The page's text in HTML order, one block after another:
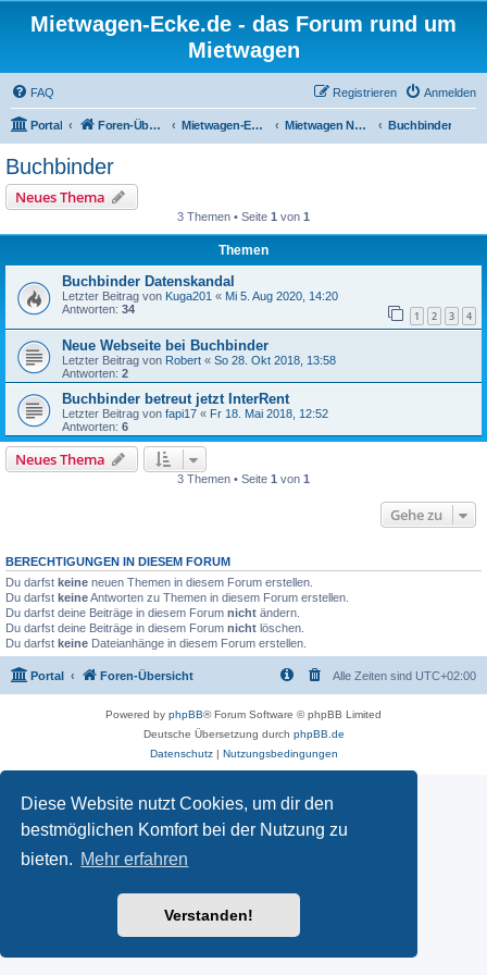
Diese Website nutzt Cookies, um dir den
bestmöglichen Komfort bei der Nutzung zu
bieten. Mehr erfahren
Verstanden!
Mietwagen-Ecke.de - das Forum rund um
Mietwagen
FAQ Anmelden
Registrieren
Portal Foren-Übersicht Mietwagen-Ecke Mietwagen News Buchbinder
Buchbinder
Neues Thema
3 Themen • Seite 1 von 1
Themen
Buchbinder Datenskandal
Letzter Beitrag von Kuga201 « Mi 5. Aug 2020, 14:20
Antworten: 34 1 2 3 4
Neue Webseite bei Buchbinder
Letzter Beitrag von Robert « So 28. Okt 2018, 13:58
Antworten: 2
Buchbinder betreut jetzt InterRent
Letzter Beitrag von fapi17 « Fr 18. Mai 2018, 12:52
Antworten: 6
Neues Thema
3 Themen • Seite 1 von 1
Gehe zu
BERECHTIGUNGEN IN DIESEM FORUM
Du darfst keine neuen Themen in diesem Forum erstellen.
Du darfst keineAntworten zu Themen in diesem Forum erstellen.
Du darfst deine Beiträge in diesem Forum nicht ändern.
Du darfst deine Beiträge in diesem Forum nicht löschen.
Du darfst keine Dateianhänge in diesem Forum erstellen.
Portal Foren-Übersicht Alle Zeiten sind UTC+02:00
Powered by phpBB® Forum Software © phpBB Limited
Deutsche Übersetzung durch phpBB.de
Datenschutz| Nutzungsbedingungen